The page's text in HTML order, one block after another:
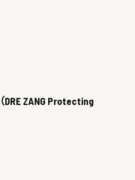
ZANG Protecting